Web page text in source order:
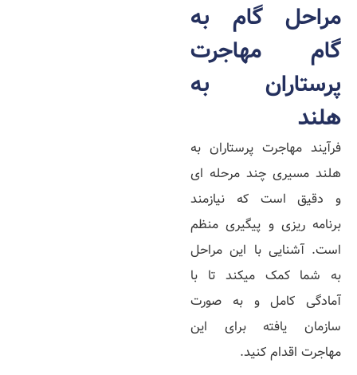
مراحل گام به
گام مهاجرت
پرستاران به
هلند
فرآیند مهاجرت پرستاران به
هلند مسیری چند مرحله‌ ای
و دقیق است که نیازمند
برنامه‌ ریزی و پیگیری منظم
است. آشنایی با این مراحل
به شما کمک میکند تا با
آمادگی کامل و به صورت
سازمان‌ یافته برای این
مهاجرت اقدام کنید.